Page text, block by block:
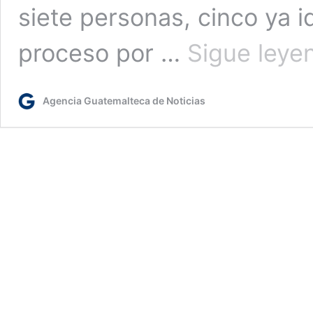
siete personas, cinco ya
proceso por … Sigue
Agencia Guatemalteca de Noticias